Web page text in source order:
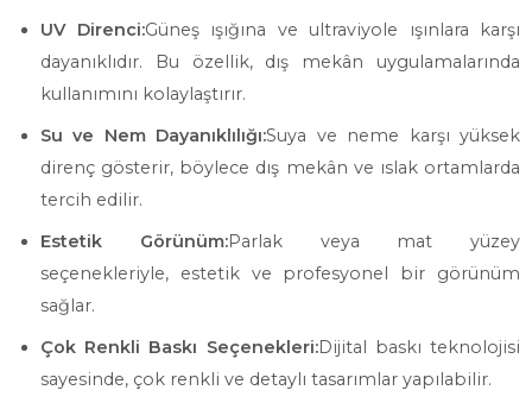
UV Direnci:Güneş ışığına ve ultraviyole ışınlara karşı
dayanıklıdır. Bu özellik, dış mekân uygulamalarında
kullanımını kolaylaştırır.
Su ve Nem Dayanıklılığı:Suya ve neme karşı yüksek
direnç gösterir, böylece dış mekân ve ıslak ortamlarda
tercih edilir.
Estetik Görünüm:Parlak veya mat yüzey
seçenekleriyle, estetik ve profesyonel bir görünüm
sağlar.
Çok Renkli Baskı Seçenekleri:Dijital baskı teknolojisi
sayesinde, çok renkli ve detaylı tasarımlar yapılabilir.